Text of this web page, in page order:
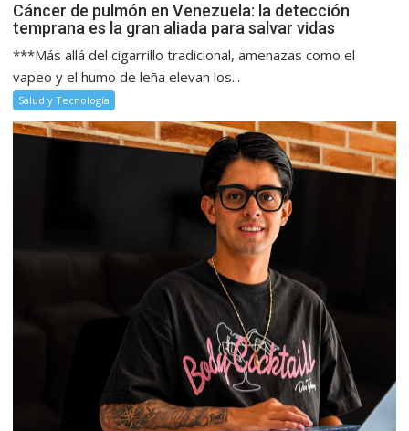
Cáncer de pulmón en Venezuela: la detección
temprana es la gran aliada para salvar vidas
***Más allá del cigarrillo tradicional, amenazas como el
vapeo y el humo de leña elevan los...
Salud y Tecnología